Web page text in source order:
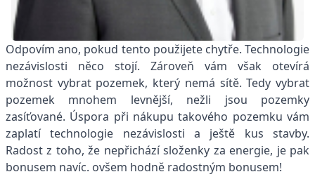
Odpovím ano, pokud tento použijete chytře. Technologie
nezávislosti něco stojí. Zároveň vám však otevírá
možnost vybrat pozemek, který nemá sítě. Tedy vybrat
pozemek mnohem levnější, nežli jsou pozemky
zasíťované. Úspora při nákupu takového pozemku vám
zaplatí technologie nezávislosti a ještě kus stavby.
Radost z toho, že nepřichází složenky za energie, je pak
bonusem navíc. ovšem hodně radostným bonusem!